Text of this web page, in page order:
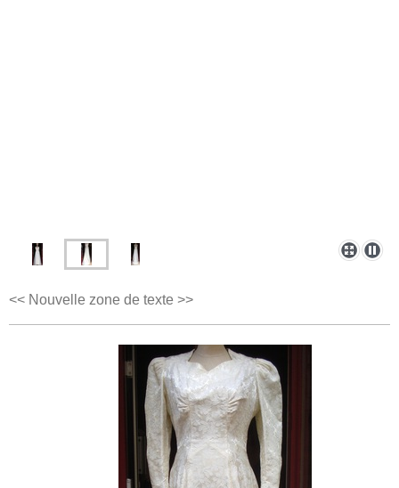
<< Nouvelle zone de texte >>